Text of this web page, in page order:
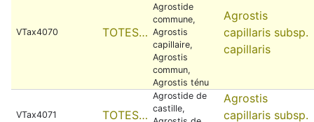
VTax4070 TOTES…
Agrostide
commune,
Agrostis
capillaire,
Agrostis
commun,
Agrostis ténu
Agrostis
capillaris subsp.
capillaris
VTax4071 TOTES…
Agrostide de
castille,
Agrostis
capillaris subsp.